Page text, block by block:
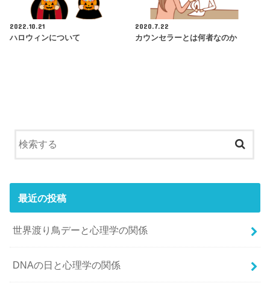
2022.10.21
ハロウィンについて
2020.7.22
カウンセラーとは何者なのか
最近の投稿
世界渡り鳥デーと心理学の関係
DNAの日と心理学の関係